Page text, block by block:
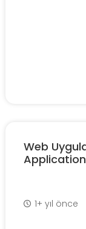
Web
Application
1+ yıl önce